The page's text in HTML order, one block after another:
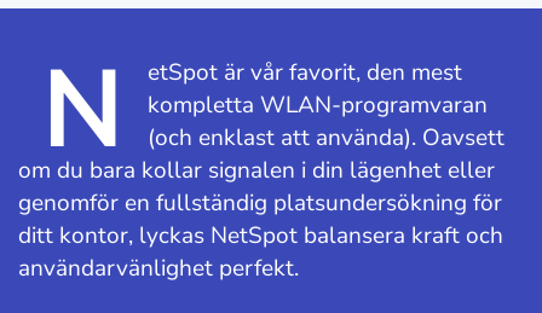
N
etSpot är vår favorit, den mest
kompletta WLAN-programvaran
(och enklast att använda). Oavsett
om du bara kollar signalen i din lägenhet eller
genomför en fullständig platsundersökning för
ditt kontor, lyckas NetSpot balansera kraft och
användarvänlighet perfekt.